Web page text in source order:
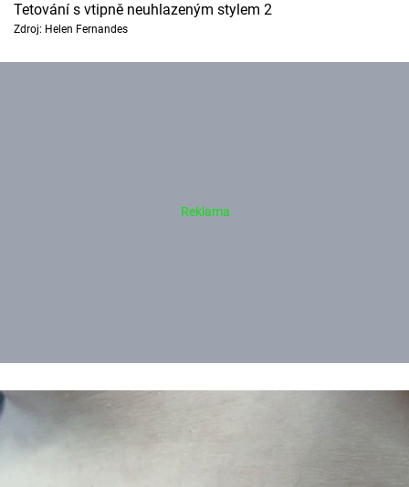
Tetování s vtipně neuhlazeným stylem 2
Zdroj: Helen Fernandes